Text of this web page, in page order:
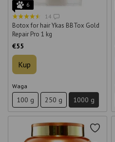
6
14
Botox for hair Ykas BBTox Gold
Repair Pro 1 kg
€55
Kup
Waga
100 g 250 g 1000 g